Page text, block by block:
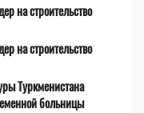
на строительство
на строительство
Туркменистана
больницы